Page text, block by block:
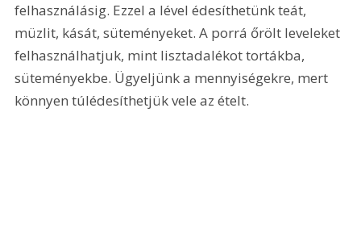
felhasználásig. Ezzel a lével édesíthetünk teát,
müzlit, kását, süteményeket. A porrá őrölt leveleket
felhasználhatjuk, mint lisztadalékot tortákba,
süteményekbe. Ügyeljünk a mennyiségekre, mert
könnyen túlédesíthetjük vele az ételt.